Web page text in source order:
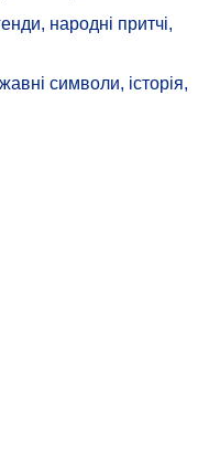
народні притчі,
символи, історія,